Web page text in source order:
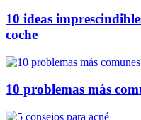
10 ideas
coche
10 problemas más